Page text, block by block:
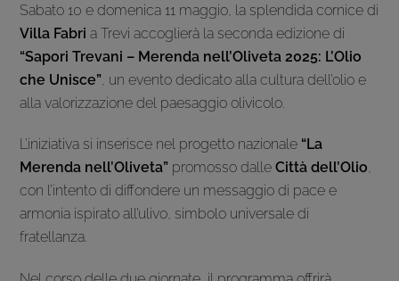
Sabato 10 e domenica 11 maggio, la splendida cornice di
Villa Fabri a Trevi accoglierà la seconda edizione di
“Sapori Trevani – Merenda nell’Oliveta 2025: L’Olio
che Unisce” , un evento dedicato alla cultura dell’olio e
alla valorizzazione del paesaggio olivicolo.
L’iniziativa si inserisce nel progetto nazionale “La
Merenda nell’Oliveta” promosso dalleCittà dell’Olio,
con l’intento di diffondere un messaggio di pace e
armonia ispirato all’ulivo, simbolo universale di
fratellanza.